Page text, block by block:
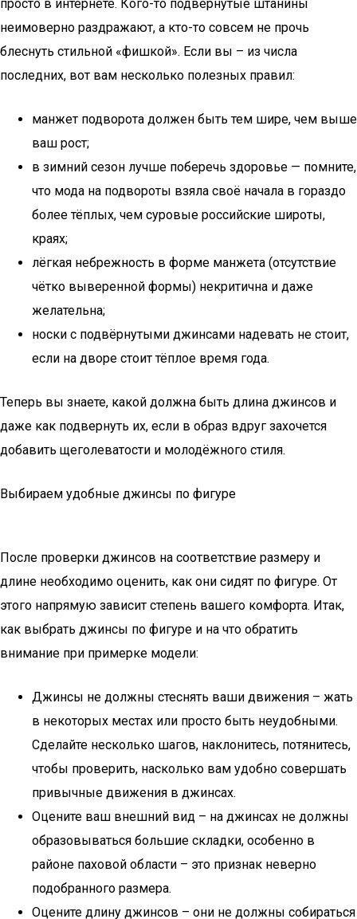
просто в интернете. Кого-то подвёрнутые штанины
неимоверно раздражают, а кто-то совсем не прочь
блеснуть стильной «фишкой». Если вы – из числа
последних, вот вам несколько полезных правил:
манжет подворота должен быть тем шире, чем выше
ваш рост;
в зимний сезон лучше поберечь здоровье — помните,
что мода на подвороты взяла своё начала в гораздо
более тёплых, чем суровые российские широты,
краях;
лёгкая небрежность в форме манжета (отсутствие
чётко выверенной формы) некритична и даже
желательна;
носки с подвёрнутыми джинсами надевать не стоит,
если на дворе стоит тёплое время года.
Теперь вы знаете, какой должна быть длина джинсов и
даже как подвернуть их, если в образ вдруг захочется
добавить щеголеватости и молодёжного стиля.
Выбираем удобные джинсы по фигуре
После проверки джинсов на соответствие размеру и
длине необходимо оценить, как они сидят по фигуре. От
этого напрямую зависит степень вашего комфорта. Итак,
как выбрать джинсы по фигуре и на что обратить
внимание при примерке модели:
Джинсы не должны стеснять ваши движения – жать
в некоторых местах или просто быть неудобными.
Сделайте несколько шагов, наклонитесь, потянитесь,
чтобы проверить, насколько вам удобно совершать
привычные движения в джинсах.
Оцените ваш внешний вид – на джинсах не должны
образовываться большие складки, особенно в
районе паховой области – это признак неверно
подобранного размера.
Оцените длину джинсов – они не должны собираться